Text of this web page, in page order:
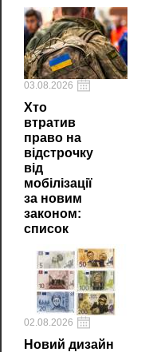
03.08.2026
Хто
втратив
право на
відстрочку
від
мобілізації
за новим
законом:
список
02.08.2026
Новий дизайн